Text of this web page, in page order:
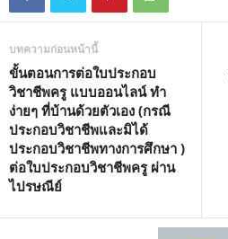
บทความก่อนหน้านี้
ขั้นตอนการต่อใบประกอบ
วิชาชีพครู แบบออนไลน์ ทำ
ง่ายๆ ที่บ้านด้วยตัวเอง (กรณี
ประกอบวิชาชีพและมิได้
ประกอบวิชาชีพทางการศึกษา )
ต่อใบประกอบวิชาชีพครู ผ่าน
ไปรษณีย์